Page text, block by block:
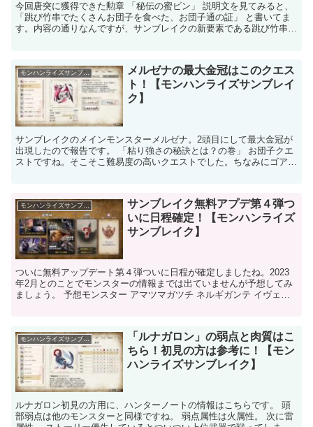
今回唐突に獲得できた勲章 「秘伝の蜜ビン」 説明文を見てみると、
「跳び竹串でたくさんお団子を食べた、お団子通の証」 と書いてま
す。内容の通りなんですが、サンブレイクの新要素である跳び竹串を
モンハンライズサンブレイク
メルゼナの最大金冠はこのクエス
ト！【モンハンライズサンブレイ
ク】
サンブレイクのメインモンスターメルゼナ。2頭目にして最大金冠が
出現したので報告です。 「粘り強さの秘訣とは？の巻」 お団子クエ
ストですね。そこそこ難易度の高いクエストでした。ちなみにゴアマ
モンハンライズサンブレイク
サンブレイク無料アプデ第４弾つ
いに日程確定！【モンハンライズ
サンブレイク】
ついに無料アップデート第４弾ついに日程が確定しましたね。2023
年2月とのことでモンスターの情報までは出ていませんが予想してみ
ましょう。 予想モンスター アマツマガツチ ネルギガンテ イヴェル
モンハンライズサンブレイク
「ルナガロン」の弱点と肉質はこ
ちら！初見の方は参考に！【モン
ハンライズサンブレイク】
ルナガロン初見の方用に、ハンターノートの情報はこちらです。 頭
部弱点は他のモンスターと同様ですね。 弱点属性は火属性。 次に雷